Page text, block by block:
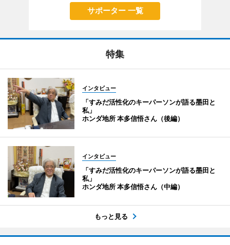
サポーター 一覧
特集
インタビュー
「すみだ活性化のキーパーソンが語る墨田と
私」
ホンダ地所 本多信悟さん（後編）
インタビュー
「すみだ活性化のキーパーソンが語る墨田と
私」
ホンダ地所 本多信悟さん（中編）
もっと見る